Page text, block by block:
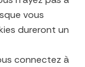
vous
dureront un
connectez à